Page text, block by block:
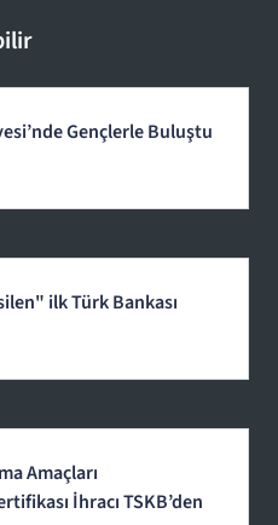
Gençlerle Buluştu
ilk Türk Bankası
Amaçları
İhracı TSKB’den